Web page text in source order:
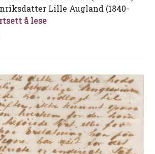
Lille Augland (1840-
å leseHelene Ugland – fra